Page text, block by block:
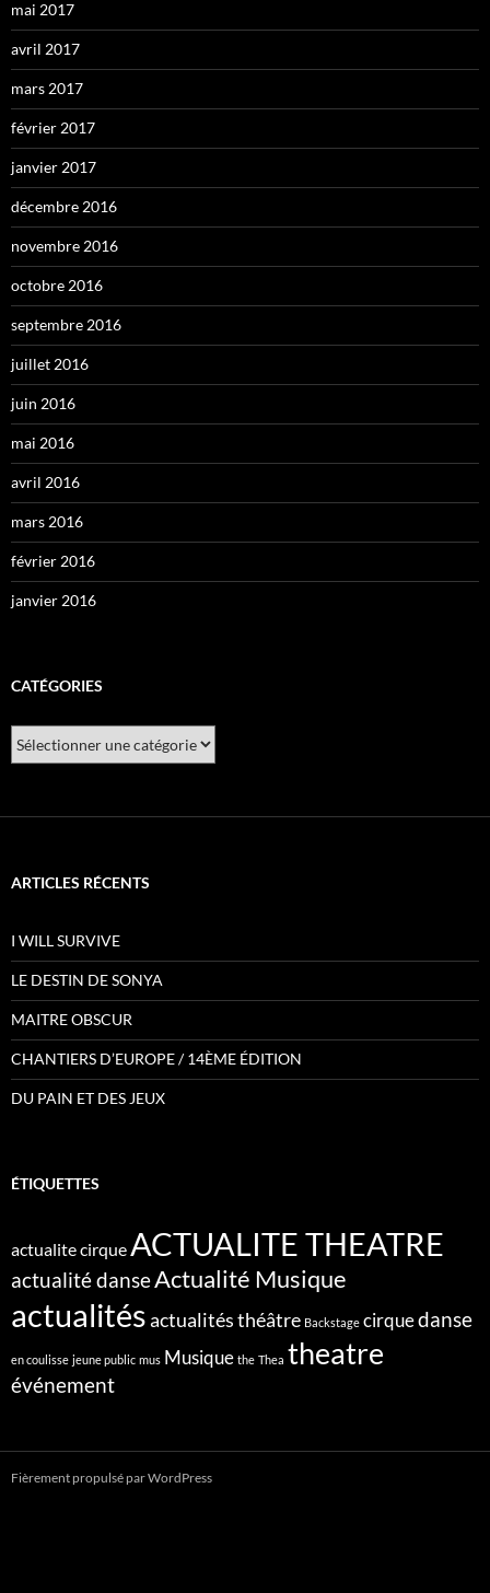
mai 2017
avril 2017
mars 2017
février 2017
janvier 2017
décembre 2016
novembre 2016
octobre 2016
septembre 2016
juillet 2016
juin 2016
mai 2016
avril 2016
mars 2016
février 2016
janvier 2016
CATÉGORIES
ARTICLES RÉCENTS
I WILL SURVIVE
LE DESTIN DE SONYA
MAITRE OBSCUR
CHANTIERS D’EUROPE / 14ÈME ÉDITION
DU PAIN ET DES JEUX
ÉTIQUETTES
actualite cirqueACTUALITE THEATRE
actualité danseActualité Musique
actualitésactualités théâtre Backstage cirquedanse
en coulisse jeune public mus Musique the Thea theatre
événement
Fièrement propulsé par WordPress